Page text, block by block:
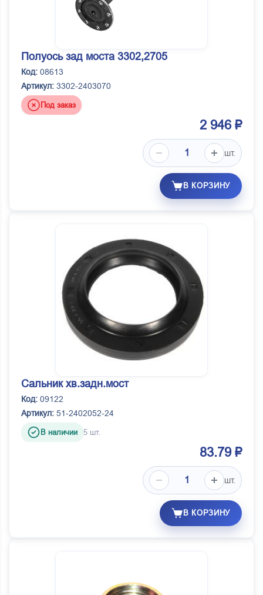
Полуось зад моста 3302,2705
Код: 08613
Артикул: 3302-2403070
Под заказ
2 946 ₽
шт.
В КОРЗИНУ
Сальник хв.задн.мост
Код: 09122
Артикул: 51-2402052-24
В наличии 5 шт.
83.79 ₽
шт.
В КОРЗИНУ